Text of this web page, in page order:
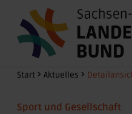
springen
Sie sind hier:
Start Aktuelles
Sport und Gesellschaft